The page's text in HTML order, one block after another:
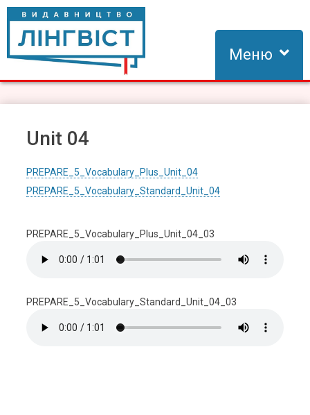
Skip
content
Видавництво Лінгвіст
Видавництво Лінгвіст – адаптація та створення видань для
Меню
Unit 04
PREPARE_5_Vocabulary_Plus_Unit_04
PREPARE_5_Vocabulary_Standard_Unit_04
PREPARE_5_Vocabulary_Plus_Unit_04_03
PREPARE_5_Vocabulary_Standard_Unit_04_03